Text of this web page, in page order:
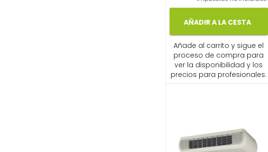
AÑADIR A LA CESTA
Añade al carrito y sigue el
proceso de compra para
ver la disponibilidad y los
precios para profesionales.